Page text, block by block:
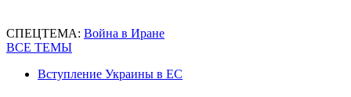
СПЕЦТЕМА: Война в Иране
ВСЕ ТЕМЫ
Вступление Украины в ЕС